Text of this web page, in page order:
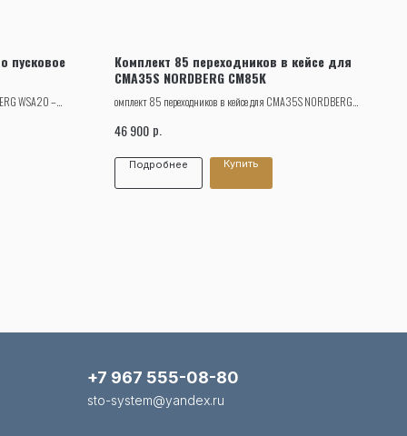
пусковое
WSA20 –
Комплект 85 переходников в кейсе для
CMA35S NORDBERG CM85K
омплект 85 переходников в кейсе для CMA35S NORDBERG
46 900 р.
Подробнее Купить
+7 967 555-08-80
sto-system@yandex.ru